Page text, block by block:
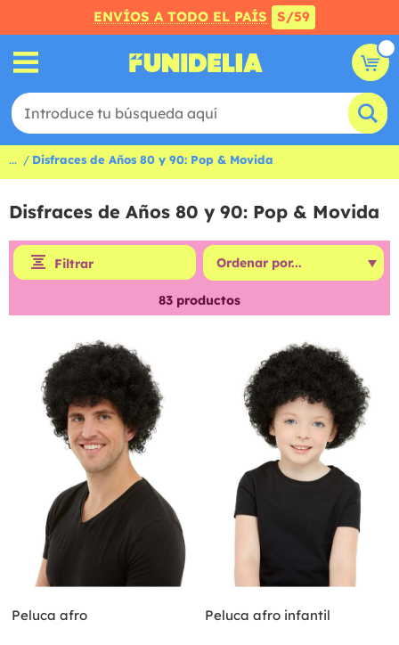
ENVÍOS A TODO EL PAÍS S/59
... Disfraces de Años 80 y 90: Pop & Movida
Disfraces de Años 80 y 90: Pop & Movida
Filtrar
83 productos
Peluca afro Peluca afro infantil